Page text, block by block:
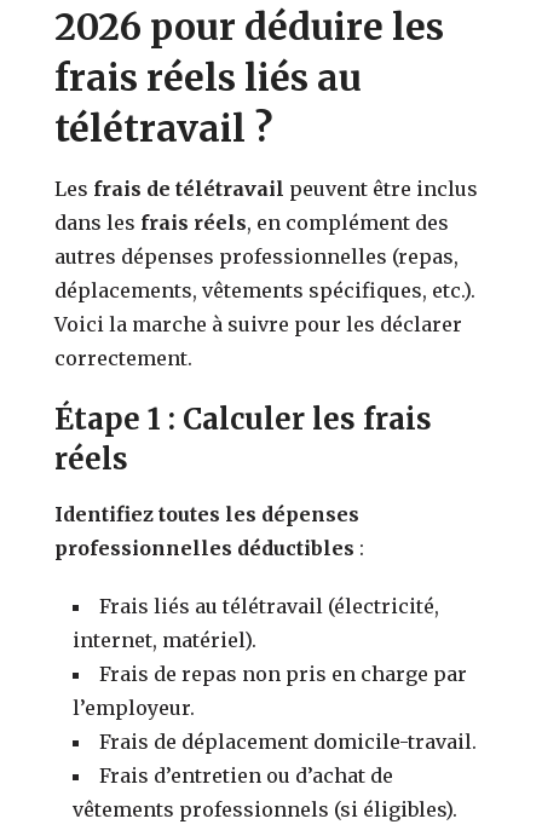
2026 pour déduire les
frais réels liés au
télétravail ?
Les frais de télétravail peuvent être inclus
dans les frais réels, en complément des
autres dépenses professionnelles (repas,
déplacements, vêtements spécifiques, etc.).
Voici la marche à suivre pour les déclarer
correctement.
Étape 1 : Calculer les frais
réels
Identifiez toutes les dépenses
professionnelles déductibles :
Frais liés au télétravail (électricité,
internet, matériel).
Frais de repas non pris en charge par
l’employeur.
Frais de déplacement domicile-travail.
Frais d’entretien ou d’achat de
vêtements professionnels (si éligibles).